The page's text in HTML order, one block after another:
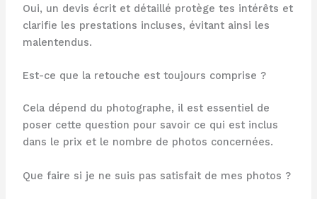
Oui, un devis écrit et détaillé protège tes intérêts et
clarifie les prestations incluses, évitant ainsi les
malentendus.
Est-ce que la retouche est toujours comprise ?
Cela dépend du photographe, il est essentiel de
poser cette question pour savoir ce qui est inclus
dans le prix et le nombre de photos concernées.
Que faire si je ne suis pas satisfait de mes photos ?